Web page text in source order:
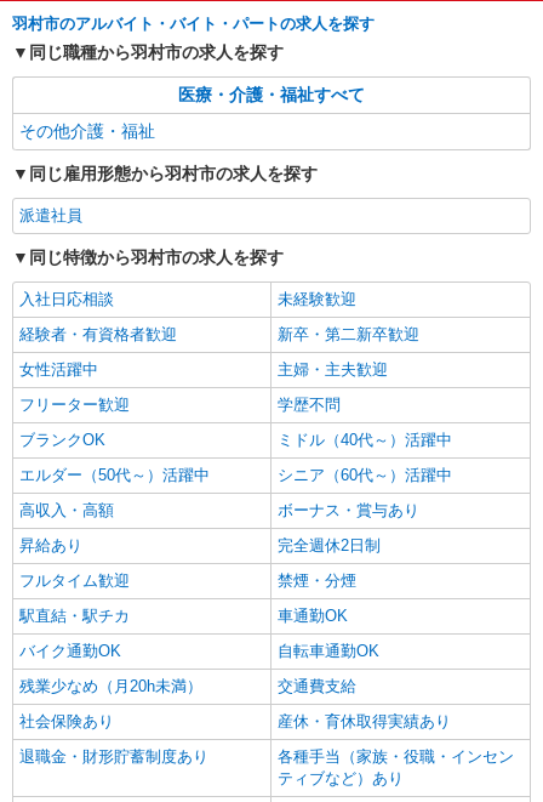
羽村市のアルバイト・バイト・パートの求人を探す
同じ職種から羽村市の求人を探す
医療・介護・福祉すべて
その他介護・福祉
同じ雇用形態から羽村市の求人を探す
派遣社員
同じ特徴から羽村市の求人を探す
入社日応相談
未経験歓迎
経験者・有資格者歓迎
新卒・第二新卒歓迎
女性活躍中
主婦・主夫歓迎
フリーター歓迎
学歴不問
ブランクOK
ミドル（40代～）活躍中
エルダー（50代～）活躍中
シニア（60代～）活躍中
高収入・高額
ボーナス・賞与あり
昇給あり
完全週休2日制
フルタイム歓迎
禁煙・分煙
駅直結・駅チカ
車通勤OK
バイク通勤OK
自転車通勤OK
残業少なめ（月20h未満）
交通費支給
社会保険あり
産休・育休取得実績あり
退職金・財形貯蓄制度あり
各種手当（家族・役職・インセン
ティブなど）あり